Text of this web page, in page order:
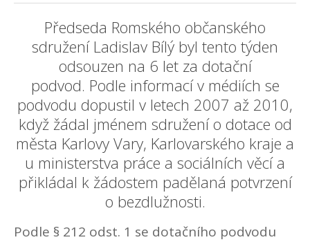
Předseda Romského občanského
sdružení Ladislav Bílý byl tento týden
odsouzen na 6 let za dotační
podvod. Podle informacív médiích se
podvodu dopustil v letech 2007 až 2010,
když žádal jménem sdružení o dotace od
města Karlovy Vary, Karlovarského kraje a
u ministerstva práce a sociálních věcí a
přikládal k žádostem padělaná potvrzení
o bezdlužnosti.
Podle § 212 odst. 1 se dotačního podvodu